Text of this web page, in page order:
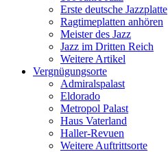
Erste deutsche Jazzplatte
Ragtimeplatten anhören
Meister des Jazz
Jazz im Dritten Reich
Weitere Artikel
Vergnügungsorte
Admiralspalast
Eldorado
Metropol Palast
Haus Vaterland
Haller-Revuen
Weitere Auftrittsorte